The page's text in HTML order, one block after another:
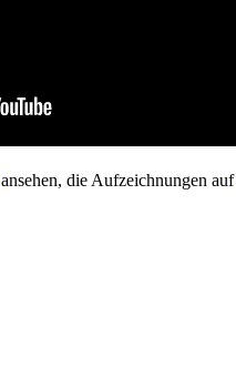
ansehen, die Aufzeichnungen auf